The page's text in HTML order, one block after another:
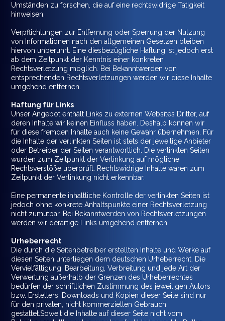
Umständen zu forschen, die auf eine rechtswidrige Tätigkeit
hinweisen.
Verpflichtungen zur Entfernung oder Sperrung der Nutzung
von Informationen nach den allgemeinen Gesetzen bleiben
hiervon unberührt. Eine diesbezügliche Haftung ist jedoch erst
ab dem Zeitpunkt der Kenntnis einer konkreten
Rechtsverletzung möglich. Bei Bekanntwerden von
entsprechenden Rechtsverletzungen werden wir diese Inhalte
umgehend entfernen.
Haftung für Links
Unser Angebot enthält Links zu externen Websites Dritter, auf
deren Inhalte wir keinen Einfluss haben. Deshalb können wir
für diese fremden Inhalte auch keine Gewähr übernehmen. Für
die Inhalte der verlinkten Seiten ist stets der jeweilige Anbieter
oder Betreiber der Seiten verantwortlich. Die verlinkten Seiten
wurden zum Zeitpunkt der Verlinkung auf mögliche
Rechtsverstöße überprüft. Rechtswidrige Inhalte waren zum
Zeitpunkt der Verlinkung nicht erkennbar.
Eine permanente inhaltliche Kontrolle der verlinkten Seiten ist
jedoch ohne konkrete Anhaltspunkte einer Rechtsverletzung
nicht zumutbar. Bei Bekanntwerden von Rechtsverletzungen
werden wir derartige Links umgehend entfernen.
Urheberrecht
Die durch die Seitenbetreiber erstellten Inhalte und Werke auf
diesen Seiten unterliegen dem deutschen Urheberrecht. Die
Vervielfältigung, Bearbeitung, Verbreitung und jede Art der
Verwertung außerhalb der Grenzen des Urheberrechtes
bedürfen der schriftlichen Zustimmung des jeweiligen Autors
bzw. Erstellers. Downloads und Kopien dieser Seite sind nur
für den privaten, nicht kommerziellen Gebrauch
gestattet.Soweit die Inhalte auf dieser Seite nicht vom